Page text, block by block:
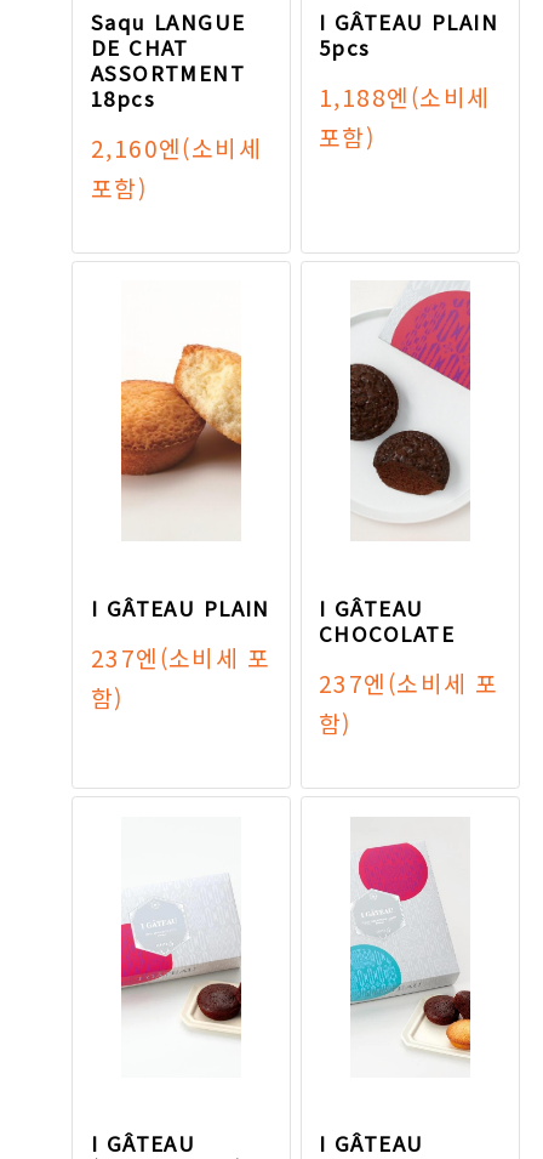
Saqu LANGUE
DE CHAT
ASSORTMENT
18pcs
2,160엔(소비세
포함)
I GÂTEAU PLAIN
5pcs
1,188엔(소비세
포함)
I GÂTEAU PLAIN
237엔(소비세 포
함)
I GÂTEAU
CHOCOLATE
237엔(소비세 포
함)
I GÂTEAU
I GÂTEAU